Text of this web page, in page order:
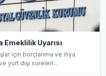
Emeklilik Uyarısı
için borçlanma ve ihya
yurt dışı süreleri...